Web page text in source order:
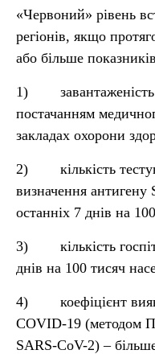
«Червоний» рівень
регіонів, якщо
або більше
1) завантаженість
постачанням
закладах охорони
2) кількість
визначення
останніх 7 днів на
3) кількість
днів на 100 тисяч
4) коефіцієнт
COVID-19 (методом
SARS-CoV-2) –